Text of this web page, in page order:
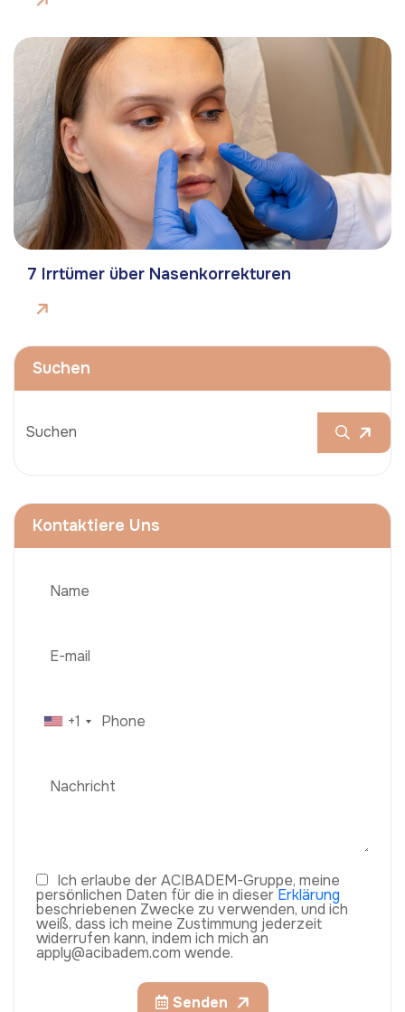
7 Irrtümer über Nasenkorrekturen
Suchen
Kontaktiere Uns
+1
Ich erlaube der ACIBADEM-Gruppe, meine
persönlichen Daten für die in dieser Erklärung
beschriebenen Zwecke zu verwenden, und ich
weiß, dass ich meine Zustimmung jederzeit
widerrufen kann, indem ich mich an
apply@acibadem.com wende.
Senden